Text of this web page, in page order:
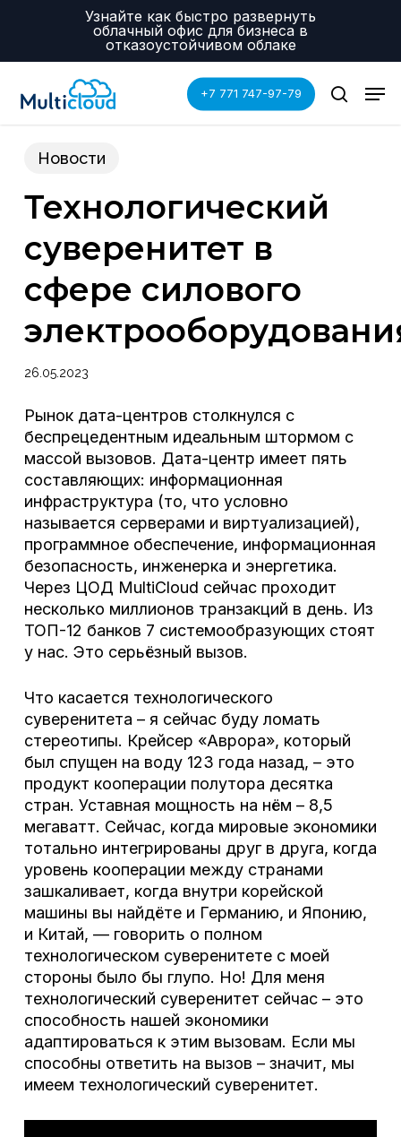
Узнайте как быстро развернуть
облачный офис для бизнеса в
отказоустойчивом облаке
+7 771 747-97-79
search
Новости
Технологический
суверенитет в
сфере силового
26.05.2023
Рынок дата-центров столкнулся с
беспрецедентным идеальным штормом с
массой вызовов. Дата-центр имеет пять
составляющих: информационная
инфраструктура (то, что условно
называется серверами и виртуализацией),
программное обеспечение, информационная
безопасность, инженерка и энергетика.
Через ЦОД MultiCloud сейчас проходит
несколько миллионов транзакций в день. Из
ТОП-12 банков 7 системообразующих стоят
у нас. Это серьёзный вызов.
Что касается технологического
суверенитета – я сейчас буду ломать
стереотипы. Крейсер «Аврора», который
был спущен на воду 123 года назад, – это
продукт кооперации полутора десятка
стран. Уставная мощность на нём – 8,5
мегаватт. Сейчас, когда мировые экономики
тотально интегрированы друг в друга, когда
уровень кооперации между странами
зашкаливает, когда внутри корейской
машины вы найдёте и Германию, и Японию,
и Китай, — говорить о полном
технологическом суверенитете с моей
стороны было бы глупо. Но! Для меня
технологический суверенитет сейчас – это
способность нашей экономики
адаптироваться к этим вызовам. Если мы
способны ответить на вызов – значит, мы
имеем технологический суверенитет.